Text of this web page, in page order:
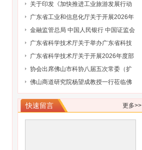
2027年度省重点领域研发计划“智能机器
人”专项项目的通知
关于印发《加快推进工业旅游发展行动
计划（2026-2030年）》的通知
广东省工业和信息化厅关于开展2026年
省级企业技术中心（第25批）认定的通
知
金融监管总局 中国人民银行 中国证监会
财政部关于健全金融机构治理的实施意
见
广东省科学技术厅关于举办广东省科技
保险后奖补管理办法及2027年广东省科
技与金融结合专项申报指南政策解读培
训会的通知
广东省科学技术厅关于开展2026年度部
级科技型企业孵化器推荐工作的通知
协会出席佛山市科协八届五次常委（扩
大）会议
佛山商道研究院杨望成教授一行莅临佛
山市科技金融协会调研指导
更多>>
快速留言